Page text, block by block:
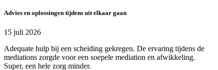
Advies en oplossingen tijdens uit elkaar gaan
15 juli 2026
Adequate hulp bij een scheiding gekregen. De ervaring tijdens de
mediations zorgde voor een soepele mediation en afwikkeling.
Super, een hele zorg minder.